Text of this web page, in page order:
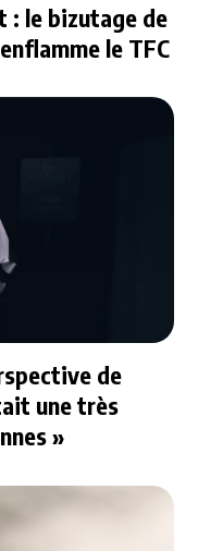
: le bizutage de
le TFC
de
une très
»